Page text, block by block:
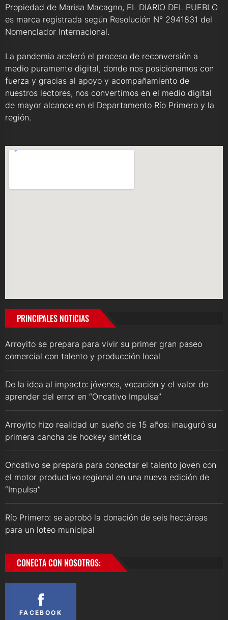
Propiedad de Marisa Macagno, EL DIARIO DEL PUEBLO
es marca registrada según Resolución N° 2941831 del
Nomenclador Internacional.
La pandemia aceleró el proceso de reconversión a
medio puramente digital, donde nos posicionamos con
fuerza y gracias al apoyo y acompañamiento de
nuestros lectores, nos convertimos en el medio digital
de mayor alcance en el Departamento Río Primero y la
región.
PRINCIPALES NOTICIAS
Arroyito se prepara para vivir su primer gran paseo
comercial con talento y producción local
De la idea al impacto: jóvenes, vocación y el valor de
aprender del error en “Oncativo Impulsa”
Arroyito hizo realidad un sueño de 15 años: inauguró su
primera cancha de hockey sintética
Oncativo se prepara para conectar el talento joven con
el motor productivo regional en una nueva edición de
“Impulsa”
Río Primero: se aprobó la donación de seis hectáreas
para un loteo municipal
CONECTA CON NOSOTROS:
FACEBOOK